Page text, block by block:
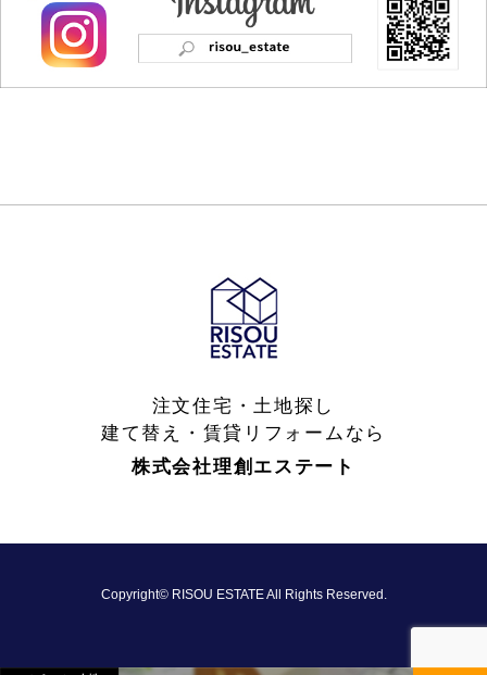
注文住宅・土地探し
建て替え・賃貸リフォームなら
株式会社理創エステート
Copyright© RISOU ESTATE All Rights Reserved.